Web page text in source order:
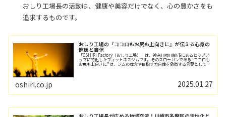
おしり工場長の活動は、健康や美容だけでなく、心の豊かさをも
追求するものです。
おしり工場の『ココロもお尻も上向きに』が伝える心身の
健康と自信
「OSHIRI Factory（おしり工場）」は、神奈川県川崎市にあるヒップア
ップに特化したフィットネスジムです。そのスローガンである"ココロも
お尻も上向きに"は、ジムの理念や目指す方向性を象徴する言葉として、
oshiri.co.jp 2025.01.27